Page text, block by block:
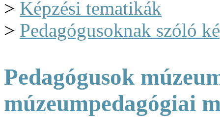
> Képzési tematikák
> Pedagógusoknak szóló
Pedagógusok
múzeumpedagógiai